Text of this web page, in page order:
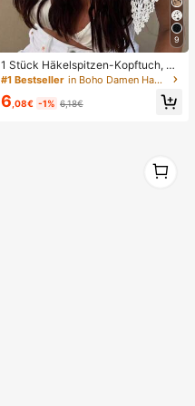
9
1 Stück Häkelspitzen-Kopftuch, Bo
ho-Stil gestricktes Kopfband, franz
chbruchmuster, Sommer-Strand-H
#1 Bestseller in Boho Damen Haarschmuck
6 ,08€ -1% 6,18€